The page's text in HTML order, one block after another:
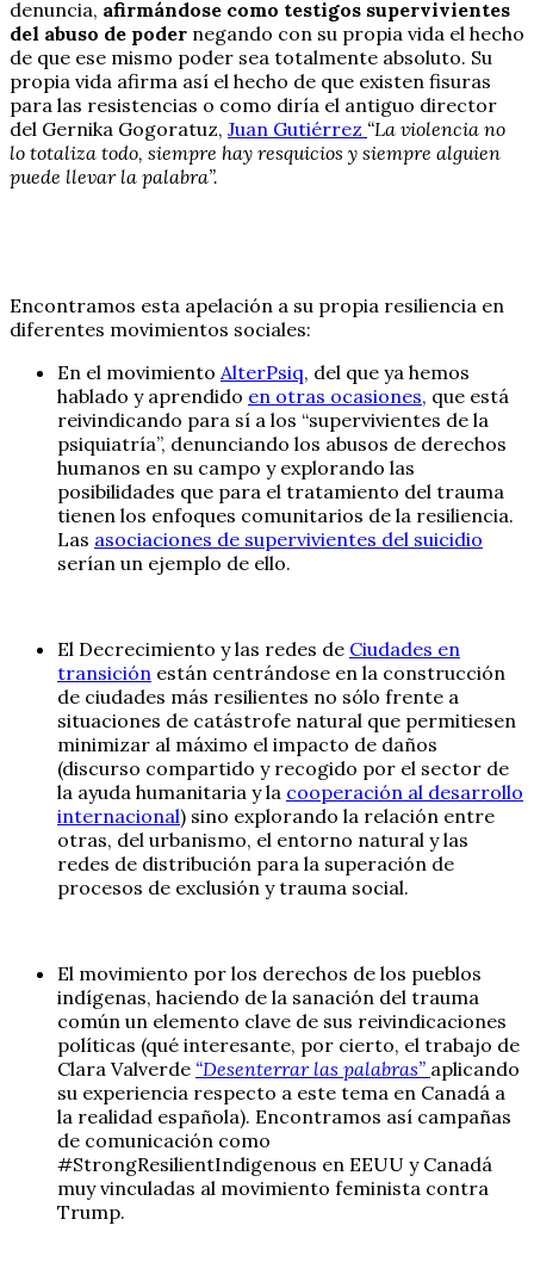
denuncia, afirmándose como testigos supervivientes
del abuso de poder negando con su propia vida el hecho
de que ese mismo poder sea totalmente absoluto. Su
propia vida afirma así el hecho de que existen fisuras
para las resistencias o como diría el antiguo director
del Gernika Gogoratuz, Juan Gutiérrez “La violencia no
lo totaliza todo, siempre hay resquicios y siempre alguien
puede llevar la palabra”.
Encontramos esta apelación a su propia resiliencia en
diferentes movimientos sociales:
En el movimiento AlterPsiq, del que ya hemos
hablado y aprendido en otras ocasiones, que está
reivindicando para sí a los “supervivientes de la
psiquiatría”, denunciando los abusos de derechos
humanos en su campo y explorando las
posibilidades que para el tratamiento del trauma
tienen los enfoques comunitarios de la resiliencia.
Las asociaciones de supervivientes del suicidio
serían un ejemplo de ello.
El Decrecimiento y las redes de Ciudades en
transición están centrándose en la construcción
de ciudades más resilientes no sólo frente a
situaciones de catástrofe natural que permitiesen
minimizar al máximo el impacto de daños
(discurso compartido y recogido por el sector de
la ayuda humanitaria y la cooperación al desarrollo
internacional) sino explorando la relación entre
otras, del urbanismo, el entorno natural y las
redes de distribución para la superación de
procesos de exclusión y trauma social.
El movimiento por los derechos de los pueblos
indígenas, haciendo de la sanación del trauma
común un elemento clave de sus reivindicaciones
políticas (qué interesante, por cierto, el trabajo de
Clara Valverde “Desenterrar las palabras” aplicando
su experiencia respecto a este tema en Canadá a
la realidad española). Encontramos así campañas
de comunicación como
#StrongResilientIndigenous en EEUU y Canadá
muy vinculadas al movimiento feminista contra
Trump.